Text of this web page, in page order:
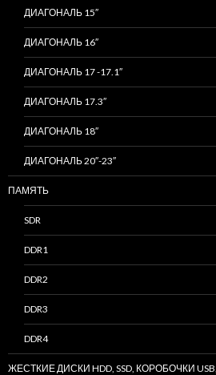
ДИАГОНАЛЬ 15″
ДИАГОНАЛЬ 16″
ДИАГОНАЛЬ 17 -17.1″
ДИАГОНАЛЬ 17.3″
ДИАГОНАЛЬ 18″
ДИАГОНАЛЬ 20″-23″
ПАМЯТЬ
SDR
DDR1
DDR2
DDR3
DDR4
ЖЕСТКИЕ ДИСКИ HDD, SSD, КОРОБОЧКИ USB,